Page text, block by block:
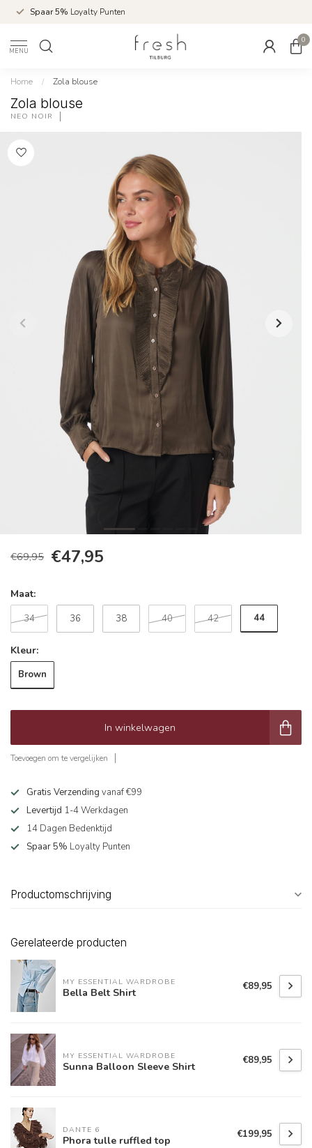
Spaar 5% Loyalty Punten
MENU
0
Home / Zola blouse
Zola blouse
NEO NOIR
€69,95 €47,95
Maat:
34 36 38 40 42 44
Kleur:
Brown
In winkelwagen
Toevoegen om te vergelijken
Gratis Verzending vanaf €99
Levertijd 1-4 Werkdagen
14 Dagen Bedenktijd
Spaar 5% Loyalty Punten
Productomschrijving
Gerelateerde producten
MY ESSENTIAL WARDROBE
Bella Belt Shirt €89,95
MY ESSENTIAL WARDROBE
Sunna Balloon Sleeve Shirt €89,95
DANTE 6
Phora tulle ruffled top €199,95